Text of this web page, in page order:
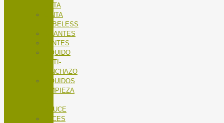
RUTA
CINTA
TUBELESS
GUANTES
LENTES
LÍQUIDO
ANTI-
PINCHAZO
LÍQUIDOS
LIMPIEZA
SAUCE
LUCES